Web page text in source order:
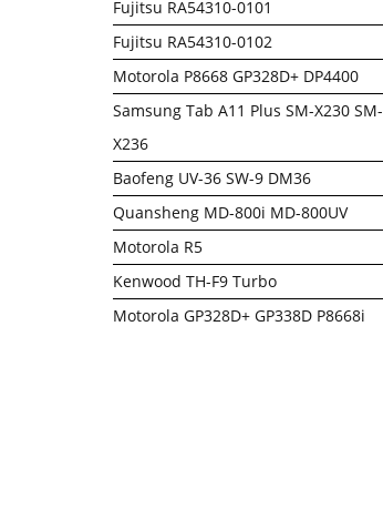
Fujitsu RA54310-0101
Fujitsu RA54310-0102
Motorola P8668 GP328D+ DP4400
Samsung Tab A11 Plus SM-X230 SM-
X236
Baofeng UV-36 SW-9 DM36
Quansheng MD-800i MD-800UV
Motorola R5
Kenwood TH-F9 Turbo
Motorola GP328D+ GP338D P8668i